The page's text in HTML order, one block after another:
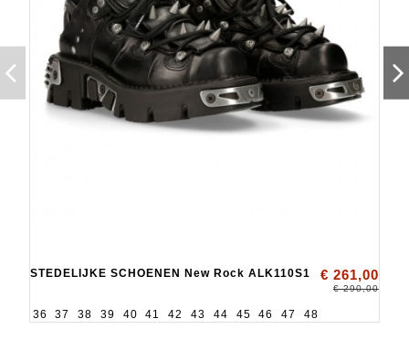
STEDELIJKE SCHOENEN New Rock ALK110S1 € 261,00
€ 290,00
36 37 38 39 40 41 42 43 44 45 46 47 48